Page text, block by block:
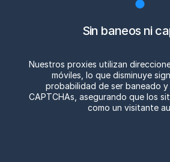
Sin baneos ni
Nuestros proxies utilizan
móviles, lo que disminuye
probabilidad de ser baneado
CAPTCHAs, asegurando que los
como un visitante